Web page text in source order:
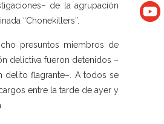
de la agrupación
“Chonekillers”.
presuntos miembros de
delictiva fueron detenidos –
delito flagrante–. A todos se
entre la tarde de ayer y